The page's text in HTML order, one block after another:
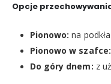
Opcje
Pionowo: na
Pionowo w szafce:
Do góry dnem: z